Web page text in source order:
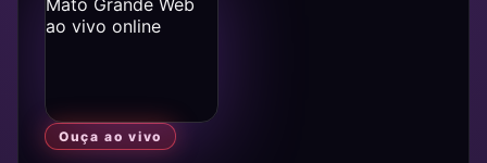
Ouça ao vivo